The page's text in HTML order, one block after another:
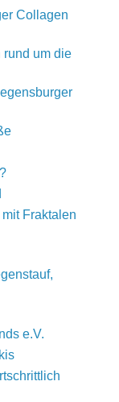
Collagen
rund um die
Fraktalen
e.V.